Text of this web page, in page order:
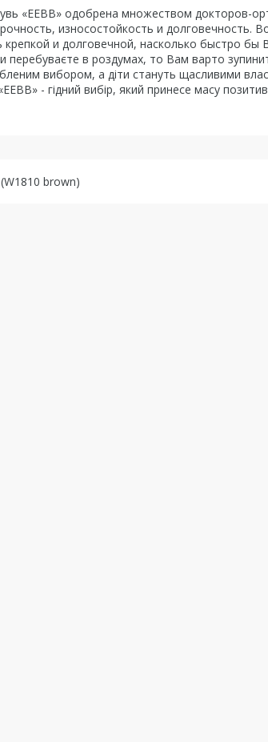
«EEBB» одобрена множеством докторов-
износостойкость и долговечность.
крепкой и долговечной, насколько быстро
перебуваєте в роздумах, то Вам варто
вибором, а діти стануть щасливими
- гідний вибір, який принесе масу
brown)